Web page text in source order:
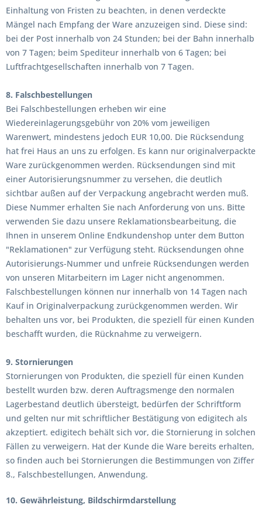
Einhaltung von Fristen zu beachten, in denen verdeckte
Mängel nach Empfang der Ware anzuzeigen sind. Diese sind:
bei der Post innerhalb von 24 Stunden; bei der Bahn innerhalb
von 7 Tagen; beim Spediteur innerhalb von 6 Tagen; bei
Luftfrachtgesellschaften innerhalb von 7 Tagen.
8. Falschbestellungen
Bei Falschbestellungen erheben wir eine
Wiedereinlagerungsgebühr von 20% vom jeweiligen
Warenwert, mindestens jedoch EUR 10,00. Die Rücksendung
hat frei Haus an uns zu erfolgen. Es kann nur originalverpackte
Ware zurückgenommen werden. Rücksendungen sind mit
einer Autorisierungsnummer zu versehen, die deutlich
sichtbar außen auf der Verpackung angebracht werden muß.
Diese Nummer erhalten Sie nach Anforderung von uns. Bitte
verwenden Sie dazu unsere Reklamationsbearbeitung, die
Ihnen in unserem Online Endkundenshop unter dem Button
"Reklamationen" zur Verfügung steht. Rücksendungen ohne
Autorisierungs-Nummer und unfreie Rücksendungen werden
von unseren Mitarbeitern im Lager nicht angenommen.
Falschbestellungen können nur innerhalb von 14 Tagen nach
Kauf in Originalverpackung zurückgenommen werden. Wir
behalten uns vor, bei Produkten, die speziell für einen Kunden
beschafft wurden, die Rücknahme zu verweigern.
9. Stornierungen
Stornierungen von Produkten, die speziell für einen Kunden
bestellt wurden bzw. deren Auftragsmenge den normalen
Lagerbestand deutlich übersteigt, bedürfen der Schriftform
und gelten nur mit schriftlicher Bestätigung von edigitech als
akzeptiert. edigitech behält sich vor, die Stornierung in solchen
Fällen zu verweigern. Hat der Kunde die Ware bereits erhalten,
so finden auch bei Stornierungen die Bestimmungen von Ziffer
8., Falschbestellungen, Anwendung.
10. Gewährleistung, Bildschirmdarstellung